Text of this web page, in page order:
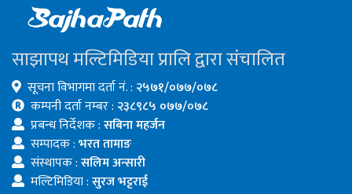
साझापथ मल्टिमिडिया प्रालि द्वारा संचालित
सूचना विभागमा दर्ता नं. : २५७१/०७७/०७८
कम्पनी दर्ता नम्बर : २३८९८५ ०७७/०७८
प्रबन्ध निर्देशक :सबिना महर्जन
सम्पादक :भरत तामाङ
संस्थापक :सलिम अन्सारी
मल्टिमिडिया :सुरज भट्टराई